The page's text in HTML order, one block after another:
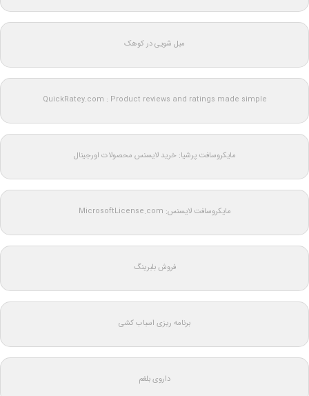
مبل شویی در کوهک
QuickRatey.com : Product reviews and ratings made simple
مایکروسافت پرشیا: خرید لایسنس محصولات اورجینال
مایکروسافت لایسنس: MicrosoftLicense.com
فروش بلبرینگ
برنامه ریزی اسباب کشی
داروی بلغم